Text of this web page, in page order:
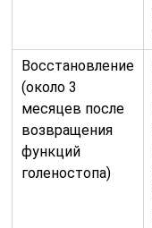
Восстановление
(около 3
месяцев после
возвращения
функций
голеностопа)